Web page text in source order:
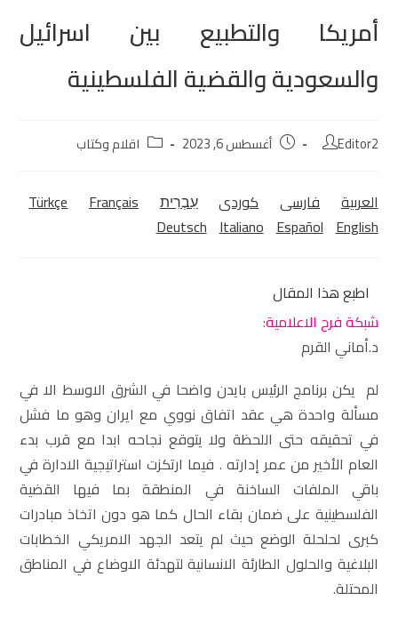
أمريكا والتطبيع بين اسرائيل
والسعودية والقضية الفلسطينية
Editor2 أغسطس 6, 2023 اقلام وكتاب
العربية فارسی كوردی‎ עִבְרִית Türkçe
Français
Deutsch Italiano Español English
اطبع هذا المقال
شبكة فرح الاعلامية:
د.أماني القرم
لم يكن برنامج الرئيس بايدن واضحا في الشرق الاوسط الا في
مسألة واحدة هي عقد اتفاق نووي مع ايران وهو ما فشل
في تحقيقه حتى اللحظة ولا يتوقع نجاحه ابدا مع قرب بدء
العام الأخير من عمر إدارته . فيما ارتكزت استراتيجية الادارة في
باقي الملفات الساخنة في المنطقة بما فيها القضية
الفلسطينية على ضمان بقاء الحال كما هو دون اتخاذ مبادرات
كبرى لحلحلة الوضع حيث لم يتعد الجهد الامريكي الخطابات
البلاغية والحلول الطارئة الانسانية لتهدئة الاوضاع في المناطق
المحتلة.